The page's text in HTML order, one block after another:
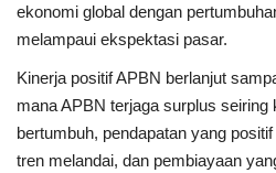
ekonomi global dengan
melampaui ekspektasi pasar.
Kinerja positif APBN berlanjut
mana APBN terjaga surplus seiring
bertumbuh, pendapatan yang
tren melandai, dan pembiayaan